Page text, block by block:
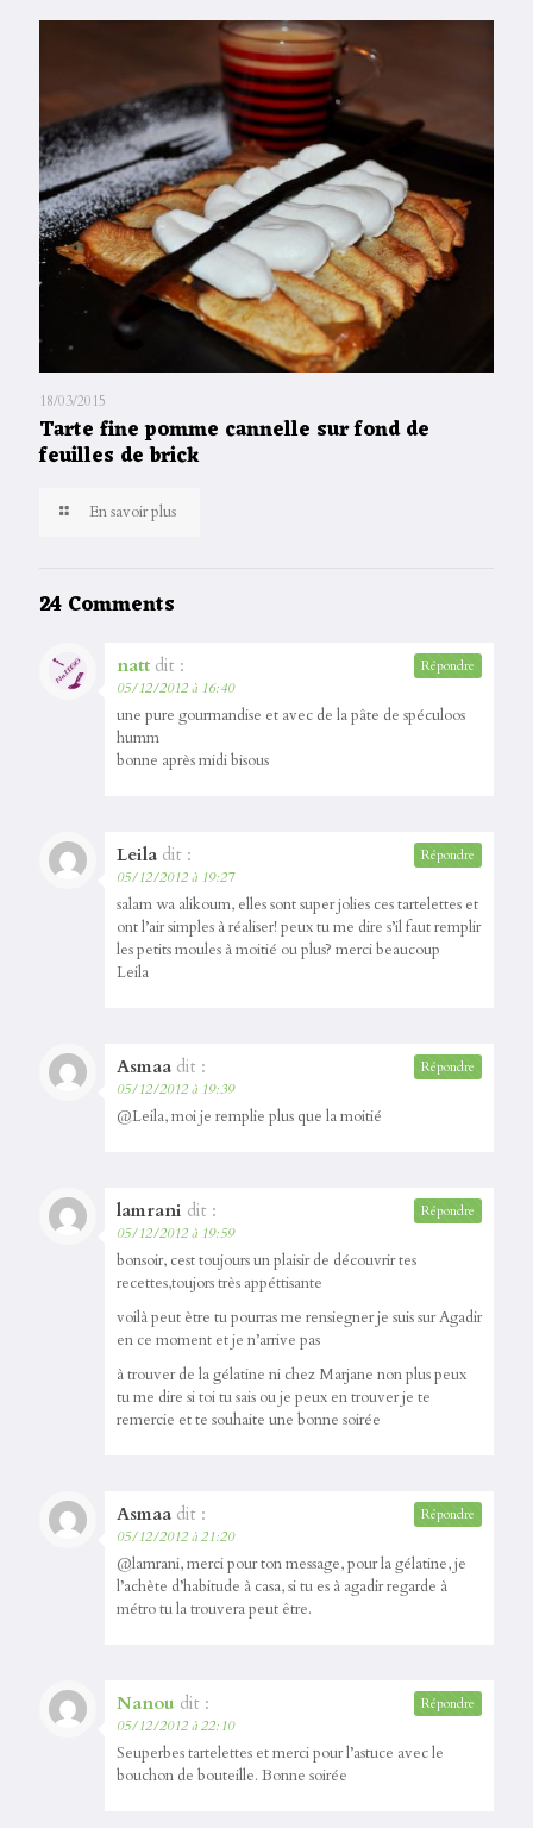
18/03/2015
Tarte fine pomme cannelle sur fond de
feuilles de brick
En savoir plus
24 Comments
natt dit :
05/12/2012 à 16:40
une pure gourmandise et avec de la pâte de spéculoos
humm
bonne après midi bisous
Répondre
Leila dit :
05/12/2012 à 19:27
salam wa alikoum, elles sont super jolies ces tartelettes et
ont l’air simples à réaliser! peux tu me dire s’il faut remplir
les petits moules à moitié ou plus? merci beaucoup
Leila
Répondre
Asmaa dit :
05/12/2012 à 19:39
@Leila, moi je remplie plus que la moitié
Répondre
lamrani dit :
05/12/2012 à 19:59
bonsoir, cest toujours un plaisir de découvrir tes
recettes,toujors très appéttisante
voilà peut ètre tu pourras me rensiegner je suis sur Agadir
en ce moment et je n’arrive pas
à trouver de la gélatine ni chez Marjane non plus peux
tu me dire si toi tu sais ou je peux en trouver je te
remercie et te souhaite une bonne soirée
Répondre
Asmaa dit :
05/12/2012 à 21:20
@lamrani, merci pour ton message, pour la gélatine, je
l’achète d’habitude à casa, si tu es à agadir regarde à
métro tu la trouvera peut être.
Répondre
Nanou dit :
05/12/2012 à 22:10
Seuperbes tartelettes et merci pour l’astuce avec le
bouchon de bouteille. Bonne soirée
Répondre